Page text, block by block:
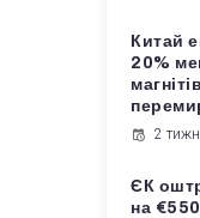
Китай
20%
2
ЄК
на